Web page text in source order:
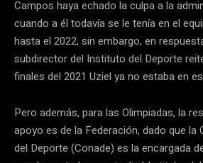
Campos haya echado la culpa a la
cuando a él todavía se le tenía en el
hasta el 2022, sin embargo, en
subdirector del Instituto del Deporte
finales del 2021 Uziel ya no estaba en
Pero además, para las Olimpiadas, la
apoyo es de la Federación, dado que la
del Deporte (Conade) es la encargada